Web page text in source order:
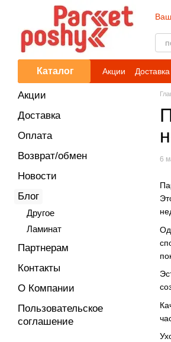
Перейти к основному контенту
Каталог Акции Доставка
6
Акции
Доставка
Оплата
Возврат/обмен
Новости
Блог
Другое
Ламинат
Партнерам
Контакты
О Компании
Пользовательское
соглашение